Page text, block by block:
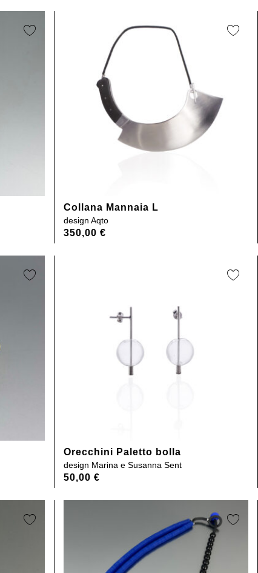
Collana Mannaia L
design Aqto
350,00 €
Orecchini Paletto bolla
design Marina e Susanna Sent
50,00 €